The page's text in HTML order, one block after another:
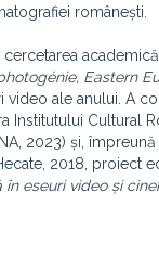
românești.
Eastern
ale anului. A
Institutului Cultural
2023) și,
2018, proiect
eseuri video și